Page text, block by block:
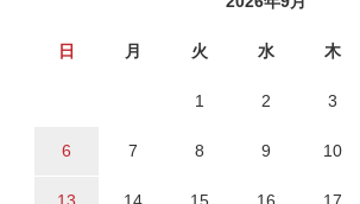
日 月 火 水 木
1 2 3
6 7 8 9 10
13 14 15 16 17